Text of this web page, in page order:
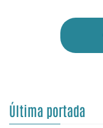
Última portada